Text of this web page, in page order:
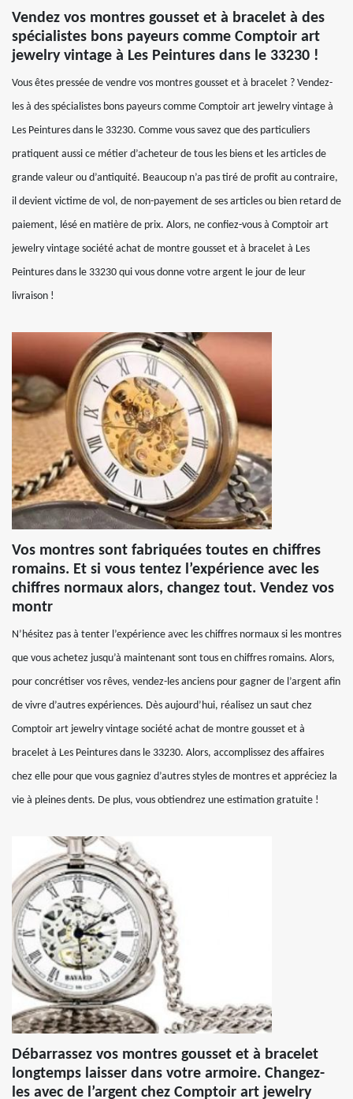
Vendez vos montres gousset et à bracelet à des
spécialistes bons payeurs comme Comptoir art
jewelry vintage à Les Peintures dans le 33230 !
Vous êtes pressée de vendre vos montres gousset et à bracelet ? Vendez-
les à des spécialistes bons payeurs comme Comptoir art jewelry vintage à
Les Peintures dans le 33230. Comme vous savez que des particuliers
pratiquent aussi ce métier d’acheteur de tous les biens et les articles de
grande valeur ou d’antiquité. Beaucoup n’a pas tiré de profit au contraire,
il devient victime de vol, de non-payement de ses articles ou bien retard de
paiement, lésé en matière de prix. Alors, ne confiez-vous à Comptoir art
jewelry vintage société achat de montre gousset et à bracelet à Les
Peintures dans le 33230 qui vous donne votre argent le jour de leur
livraison !
Vos montres sont fabriquées toutes en chiffres
romains. Et si vous tentez l’expérience avec les
chiffres normaux alors, changez tout. Vendez vos
montr
N’hésitez pas à tenter l’expérience avec les chiffres normaux si les montres
que vous achetez jusqu’à maintenant sont tous en chiffres romains. Alors,
pour concrétiser vos rêves, vendez-les anciens pour gagner de l’argent afin
de vivre d’autres expériences. Dès aujourd’hui, réalisez un saut chez
Comptoir art jewelry vintage société achat de montre gousset et à
bracelet à Les Peintures dans le 33230. Alors, accomplissez des affaires
chez elle pour que vous gagniez d’autres styles de montres et appréciez la
vie à pleines dents. De plus, vous obtiendrez une estimation gratuite !
Débarrassez vos montres gousset et à bracelet
longtemps laisser dans votre armoire. Changez-
les avec de l’argent chez Comptoir art jewelry